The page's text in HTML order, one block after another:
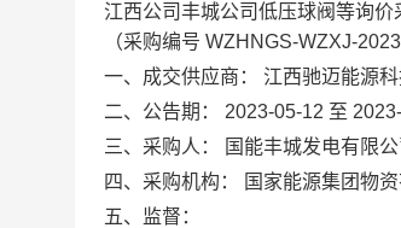
江西公司丰城公司低压球阀等询价
（采购编号 WZHNGS-WZXJ-
一、成交供应商：
江西驰迈能源
二、公告期：
2023-05-12 至
三、采购人：
国能丰城发电有限公
四、采购机构：
国家能源集团物
五、监督：